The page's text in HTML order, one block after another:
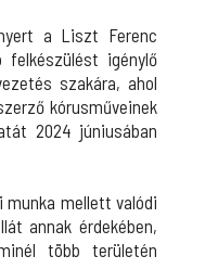
a Liszt Ferenc
felkészülést igénylő
szakára, ahol
kórusműveinek
2024 júniusában
mellett valódi
annak érdekében,
több területén